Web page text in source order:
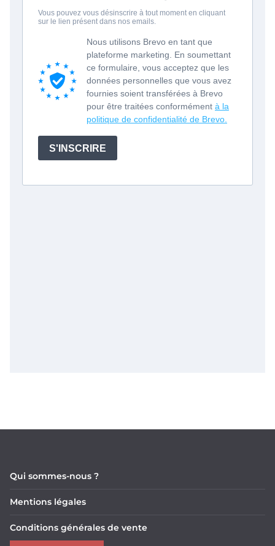
Qui sommes-nous ?
Mentions légales
Conditions générales de vente